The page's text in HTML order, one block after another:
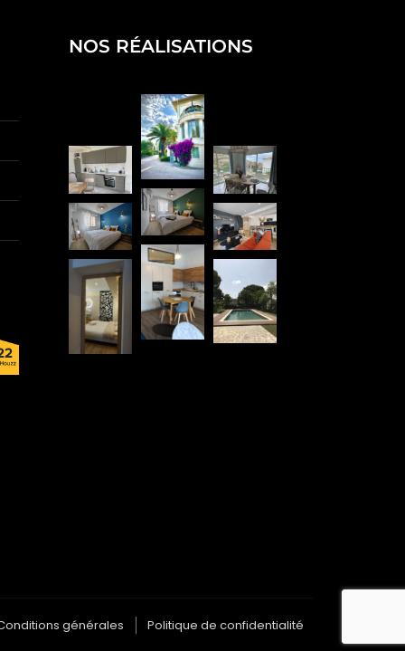
NOS RÉALISATIONS
générales Politique de confidentialité